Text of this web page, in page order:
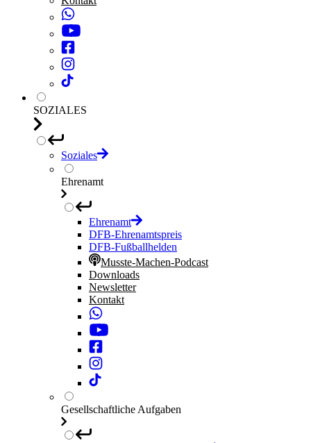
SOZIALES
Soziales
Ehrenamt
Ehrenamt
DFB-Ehrenamtspreis
DFB-Fußballhelden
Musste-Machen-Podcast
Downloads
Newsletter
Kontakt
Gesellschaftliche Aufgaben